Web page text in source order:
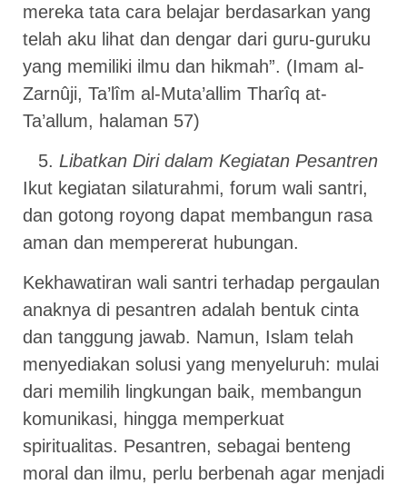
mereka tata cara belajar berdasarkan yang
telah aku lihat dan dengar dari guru-guruku
yang memiliki ilmu dan hikmah”. (Imam al-
Zarnûji, Ta’lîm al-Muta’allim Tharîq at-
Ta’allum, halaman 57)
Libatkan Diri dalam Kegiatan Pesantren
Ikut kegiatan silaturahmi, forum wali santri,
dan gotong royong dapat membangun rasa
aman dan mempererat hubungan.
Kekhawatiran wali santri terhadap pergaulan
anaknya di pesantren adalah bentuk cinta
dan tanggung jawab. Namun, Islam telah
menyediakan solusi yang menyeluruh: mulai
dari memilih lingkungan baik, membangun
komunikasi, hingga memperkuat
spiritualitas. Pesantren, sebagai benteng
moral dan ilmu, perlu berbenah agar menjadi